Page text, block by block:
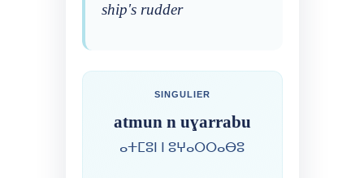
ship's rudder
SINGULIER
atmun n uɣarrabu
ⴰⵜⵎⵓⵏ ⵏ ⵓⵖⴰⵔⵔⴰⴱⵓ